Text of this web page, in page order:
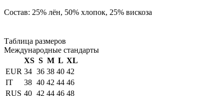
Состав: 25% лён, 50% хлопок, 25% вискоза
Таблица размеров
Международные стандарты
XS S M L XL
EUR 34 36 38 40 42
IT
38 40 42 44 46
RUS 40 42 44 46 48